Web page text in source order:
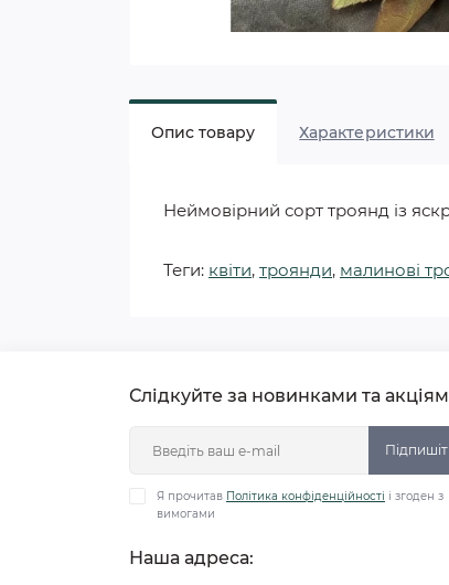
Опис товару Характеристики
Неймовірний сорт троянд із
Теги: квіти, троянди, малинові
Слідкуйте за новинками та
Я прочитав Політика конфіденційності і згоден з
вимогами
Наша адреса: